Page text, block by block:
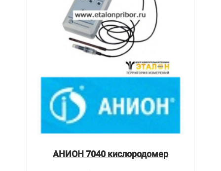
АНИОН 7040 кислородомер